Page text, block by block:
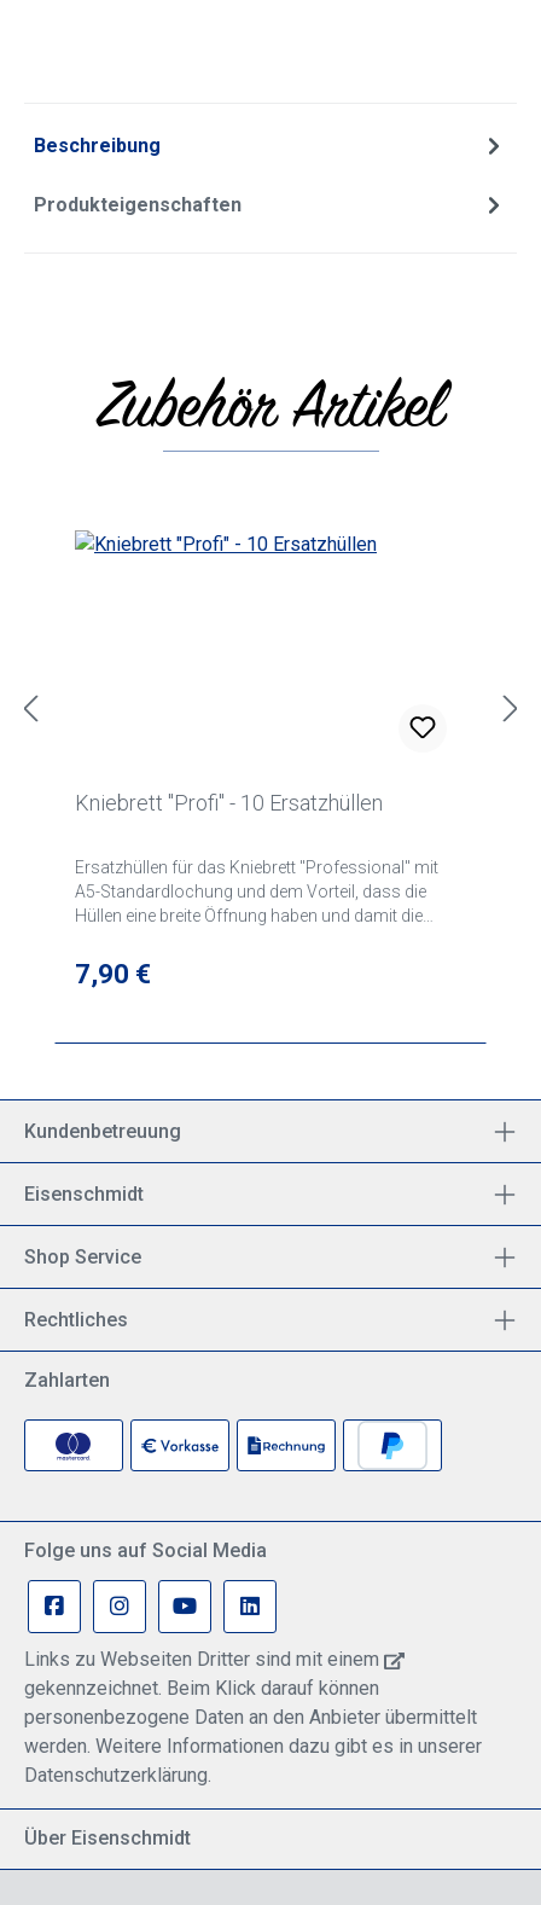
Beschreibung
Produkteigenschaften
Produktgalerie überspringen
Zubehör Artikel
Kniebrett "Profi" - 10 Ersatzhüllen
Ersatzhüllen für das Kniebrett "Professional" mit
A5-Standardlochung und dem Vorteil, dass die
Hüllen eine breite Öffnung haben und damit die
bei herkömmlichen Plastikhüllen.
Regulärer Preis:
7,90 €
Kundenbetreuung
Eisenschmidt
Shop Service
Rechtliches
Zahlarten
Folge uns auf Social Media
Links zu Webseiten Dritter sind mit einem
gekennzeichnet. Beim Klick darauf können
personenbezogene Daten an den Anbieter übermittelt
werden. Weitere Informationen dazu gibt es in unserer
Datenschutzerklärung.
Über Eisenschmidt